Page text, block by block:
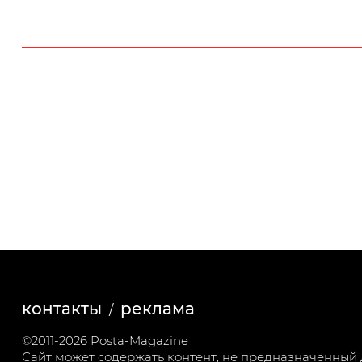
контакты реклама
©2011-2026 Posta-Magazine
Сайт может содержать контент, не предназначенный